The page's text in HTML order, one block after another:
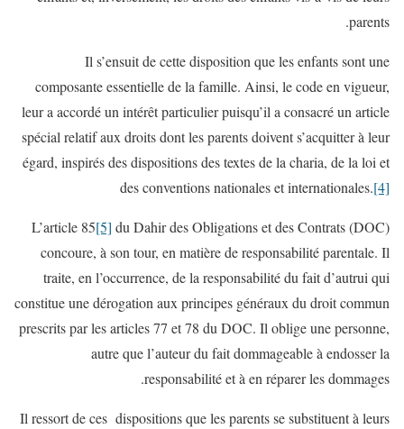
parents.
Il s’ensuit de cette disposition que les enfants sont une
composante essentielle de la famille. Ainsi, le code en vigueur,
leur a accordé un intérêt particulier puisqu’il a consacré un article
spécial relatif aux droits dont les parents doivent s’acquitter à leur
égard, inspirés des dispositions des textes de la charia, de la loi et
des conventions nationales et internationales.[4]
L’article 85[5] du Dahir des Obligations et des Contrats (DOC)
concoure, à son tour, en matière de responsabilité parentale. Il
traite, en l’occurrence, de la responsabilité du fait d’autrui qui
constitue une dérogation aux principes généraux du droit commun
prescrits par les articles 77 et 78 du DOC. Il oblige une personne,
autre que l’auteur du fait dommageable à endosser la
responsabilité et à en réparer les dommages.
Il ressort de ces dispositions que les parents se substituent à leurs